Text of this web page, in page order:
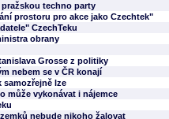
techno party
prostoru pro akce jako Czechtek"
CzechTeku
obrany
Grosse z politiky
nebem se v ČR konají
samozřejně lze
může vykonávat i nájemce
nebude nikoho žalovat